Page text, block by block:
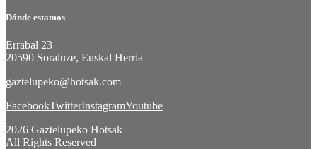
Dónde estamos
Errabal 23
20590 Soraluze, Euskal Herria
gaztelupeko@hotsak.com
FacebookTwitterInstagramYoutube
2026 Gaztelupeko Hotsak
All Rights Reserved